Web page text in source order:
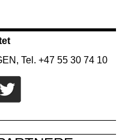
Tel. +47 55 30 74 10